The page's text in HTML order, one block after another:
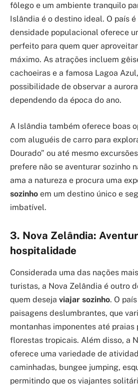
fôlego e um ambiente tranquilo
Islândia é o destino ideal. O país
densidade populacional oferece
perfeito para quem quer
máximo. As atrações incluem
cachoeiras e a famosa Lagoa
possibilidade de observar a
dependendo da época do ano.
A Islândia também oferece boas
com aluguéis de carro para
Dourado” ou até mesmo
prefere não se aventurar sozinho
ama a natureza e procura uma
sozinho em um destino único e
imbatível.
3. Nova Zelândia:
hospitalidade
Considerada uma das nações
turistas, a Nova Zelândia é outro
quem deseja viajar sozinho. O
paisagens deslumbrantes, que
montanhas imponentes até praias
florestas tropicais. Além disso, a
oferece uma variedade de
caminhadas, bungee jumping,
permitindo que os viajantes